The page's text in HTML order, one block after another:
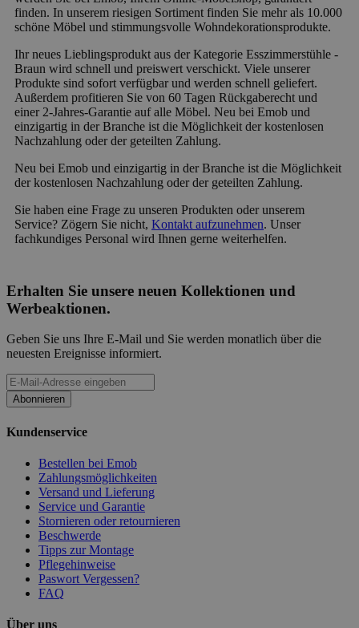
finden. In unserem riesigen Sortiment finden Sie mehr als 10.000
schöne Möbel und stimmungsvolle Wohndekorationsprodukte.
Ihr neues Lieblingsprodukt aus der Kategorie Esszimmerstühle -
Braun wird schnell und preiswert verschickt. Viele unserer
Produkte sind sofort verfügbar und werden schnell geliefert.
Außerdem profitieren Sie von 60 Tagen Rückgaberecht und
einer 2-Jahres-Garantie auf alle Möbel. Neu bei Emob und
einzigartig in der Branche ist die Möglichkeit der kostenlosen
Nachzahlung oder der geteilten Zahlung.
Neu bei Emob und einzigartig in der Branche ist die Möglichkeit
der kostenlosen Nachzahlung oder der geteilten Zahlung.
Sie haben eine Frage zu unseren Produkten oder unserem
Service? Zögern Sie nicht, Kontakt aufzunehmen. Unser
fachkundiges Personal wird Ihnen gerne weiterhelfen.
Erhalten Sie unsere neuen Kollektionen und
Werbeaktionen.
Geben Sie uns Ihre E-Mail und Sie werden monatlich über die
neuesten Ereignisse informiert.
Abonnieren
Kundenservice
Bestellen bei Emob
Zahlungsmöglichkeiten
Versand und Lieferung
Service und Garantie
Stornieren oder retournieren
Beschwerde
Tipps zur Montage
Pflegehinweise
Paswort Vergessen?
FAQ
Über uns